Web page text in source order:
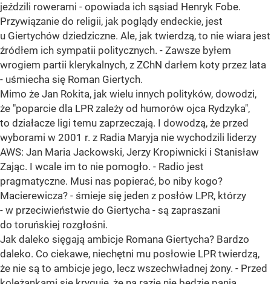
jeździli rowerami - opowiada ich sąsiad Henryk Fobe.
Przywiązanie do religii, jak poglądy endeckie, jest
u Giertychów dziedziczne. Ale, jak twierdzą, to nie wiara jest
źródłem ich sympatii politycznych. - Zawsze byłem
wrogiem partii klerykalnych, z ZChN darłem koty przez lata
- uśmiecha się Roman Giertych.
Mimo że Jan Rokita, jak wielu innych polityków, dowodzi,
że "poparcie dla LPR zależy od humorów ojca Rydzyka",
to działacze ligi temu zaprzeczają. I dowodzą, że przed
wyborami w 2001 r. z Radia Maryja nie wychodzili liderzy
AWS: Jan Maria Jackowski, Jerzy Kropiwnicki i Stanisław
Zając. I wcale im to nie pomogło. - Radio jest
pragmatyczne. Musi nas popierać, bo niby kogo?
Macierewicza? - śmieje się jeden z posłów LPR, którzy
- w przeciwieństwie do Giertycha - są zapraszani
do toruńskiej rozgłośni.
Jak daleko sięgają ambicje Romana Giertycha? Bardzo
daleko. Co ciekawe, niechętni mu posłowie LPR twierdzą,
że nie są to ambicje jego, lecz wszechwładnej żony. - Przed